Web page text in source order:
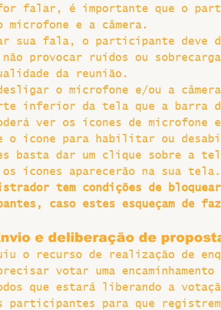
for falar, é importante que o
e a câmera.
sua fala, o participante deve
não provocar ruídos ou
da reunião.
o microfone e/ou a
inferior da tela que a barra
ver os ícones de microfone
o ícone para habilitar ou
basta dar um clique sobre a
ícones aparecerão na sua tela.
tem condições de
caso estes esqueçam de
e deliberação de
o recurso de realização de
votar uma
que estará liberando a
participantes para que